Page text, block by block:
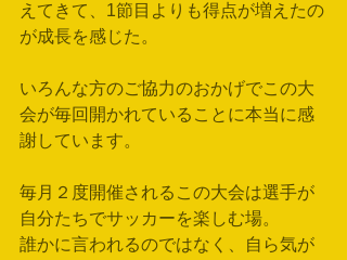
えてきて、1節目よりも得点が増えたの
が成長を感じた。
いろんな方のご協力のおかげでこの大
会が毎回開かれていることに本当に感
謝しています。
毎月２度開催されるこの大会は選手が
自分たちでサッカーを楽しむ場。
誰かに言われるのではなく、自ら気が